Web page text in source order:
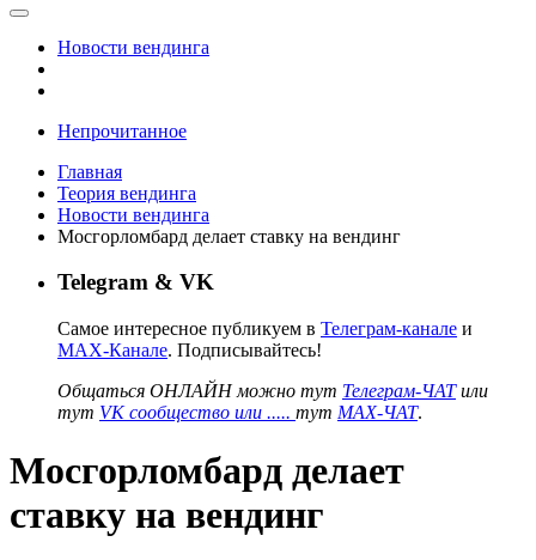
Новости вендинга
Непрочитанное
Главная
Теория вендинга
Новости вендинга
Мосгорломбард делает ставку на вендинг
Telegram & VK
Самое интересное публикуем в Телеграм-канале и
MAX-Канале. Подписывайтесь!
Общаться ОНЛАЙН можно тут Телеграм-ЧАТили
тут VK сообщество или ..... тут MAX-ЧАТ.
Мосгорломбард делает
ставку на вендинг